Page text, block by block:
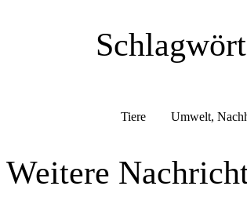
Tiere Umwelt,
Weitere